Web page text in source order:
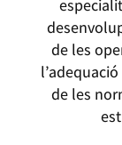
de les
de les